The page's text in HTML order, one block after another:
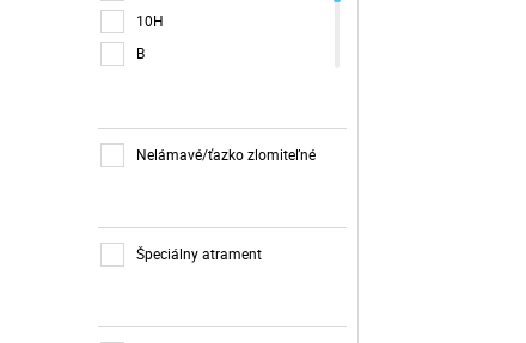
10H
B
HB
Nelámavé/ťazko zlomiteľné
Špeciálny atrament